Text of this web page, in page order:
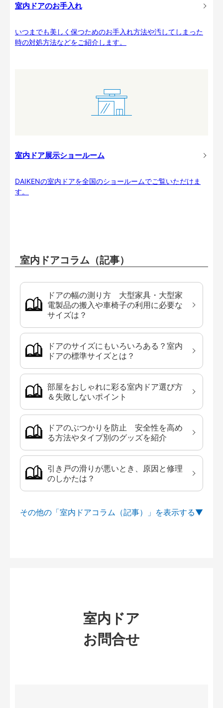
室内ドアのお手入れ
いつまでも美しく保つためのお手入れ方法や汚してしまった
時の対処方法などをご紹介します。
室内ドア展示ショールーム
DAIKENの室内ドアを全国のショールームでご覧いただけま
す。
室内ドアコラム（記事）
ドアの幅の測り方 大型家具・大型家
電製品の搬入や車椅子の利用に必要な
サイズは？
ドアのサイズにもいろいろある？室内
ドアの標準サイズとは？
部屋をおしゃれに彩る室内ドア選び方
＆失敗しないポイント
ドアのぶつかりを防止 安全性を高め
る方法やタイプ別のグッズを紹介
引き戸の滑りが悪いとき、原因と修理
のしかたは？
その他の「室内ドアコラム（記事）」を
室内ドア
お問合せ